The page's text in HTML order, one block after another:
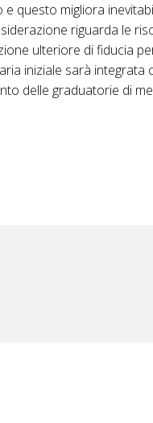
e questo migliora
riguarda le
ulteriore difiducia
iniziale sarà integrata
delle graduatorie di